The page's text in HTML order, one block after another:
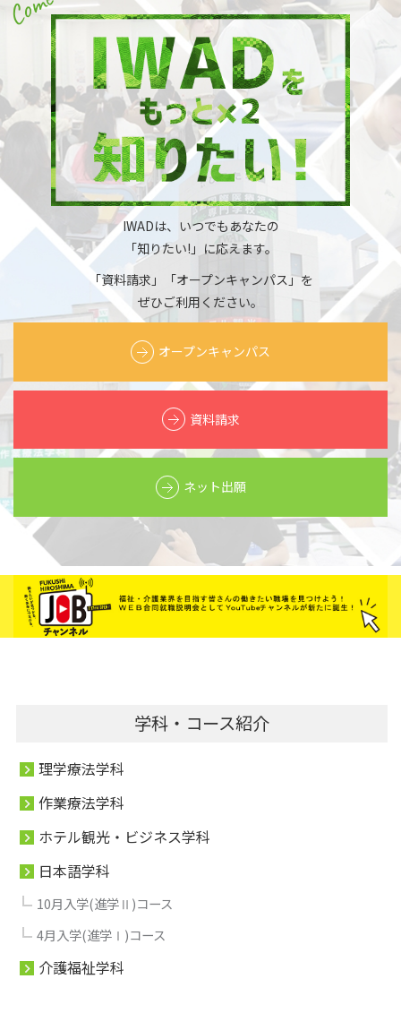
IWADは、いつでもあなたの
「知りたい!」に応えます。
「資料請求」「オープンキャンパス」を
ぜひご利用ください。
オープンキャンパス
資料請求
ネット出願
学科・コース紹介
理学療法学科
作業療法学科
ホテル観光・ビジネス学科
日本語学科
10月入学(進学Ⅱ)コース
4月入学(進学Ⅰ)コース
介護福祉学科